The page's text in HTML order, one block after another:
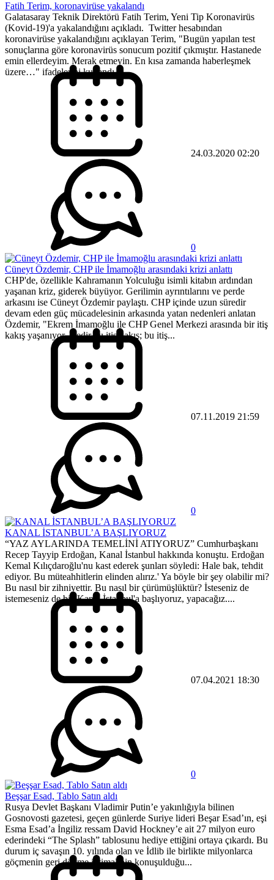
Fatih Terim, koronavirüse yakalandı
Galatasaray Teknik Direktörü Fatih Terim, Yeni Tip Koronavirüs
(Kovid-19)'a yakalandığını açıkladı. Twitter hesabından
koronavirüse yakalandığını açıklayan Terim, "Bugün yapılan test
sonuçlarına göre koronavirüs sonucum pozitif çıkmıştır. Hastanede
emin ellerdeyim. Merak etmeyin. En kısa zamanda haberleşmek
üzere…" ifadelerini kullandı.
24.03.2020 02:20
0
Cüneyt Özdemir, CHP ile İmamoğlu arasındaki krizi anlattı
CHP'de, özellikle Kahramanın Yolculuğu isimli kitabın ardından
yaşanan kriz, giderek büyüyor. Gerilimin ayrıntılarını ve perde
arkasını ise Cüneyt Özdemir paylaştı. CHP içinde uzun süredir
devam eden güç mücadelesinin arkasında yatan nedenleri anlatan
Özdemir, "Ekrem İmamoğlu ile CHP Genel Merkezi arasında bir itiş
kakış yaşanıyor. Nedir bu itiş kakış; bu itiş...
07.11.2019 21:59
0
KANAL İSTANBUL’A BAŞLIYORUZ
“YAZ AYLARINDA TEMELİNİ ATIYORUZ” Cumhurbaşkanı
Recep Tayyip Erdoğan, Kanal İstanbul hakkında konuştu. Erdoğan
Kemal Kılıçdaroğlu'nu kast ederek şunları söyledi: Hale bak, tehdit
ediyor. Bu müteahhitlerin elinden alırız.' Ya böyle bir şey olabilir mi?
Bu nasıl bir zihniyettir. Bu nasıl bir çürümüşlüktür? İsteseniz de
istemeseniz de biz Kanal İstanbul'a başlıyoruz, yapacağız....
07.04.2021 18:30
0
Beşşar Esad, Tablo Satın aldı
Rusya Devlet Başkanı Vladimir Putin’e yakınlığıyla bilinen
Gosnovosti gazetesi, geçen günlerde Suriye lideri Beşar Esad’ın, eşi
Esma Esad’a İngiliz ressam David Hockney’e ait 27 milyon euro
ederindeki “The Splash” tablosunu hediye ettiğini ortaya çıkardı. Bu
durum iç savaşın 10. yılında olan ve İdlib ile birlikte milyonlarca
göçmenin geri dönme ihtimalinin konuşulduğu...